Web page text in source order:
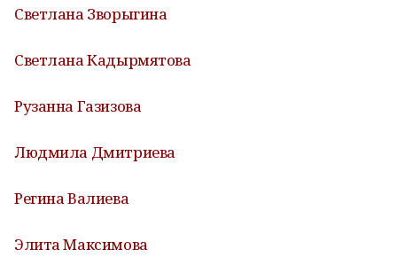
Светлана Зворыгина
Светлана Кадырмятова
Рузанна Газизова
Людмила Дмитриева
Регина Валиева
Элита Максимова